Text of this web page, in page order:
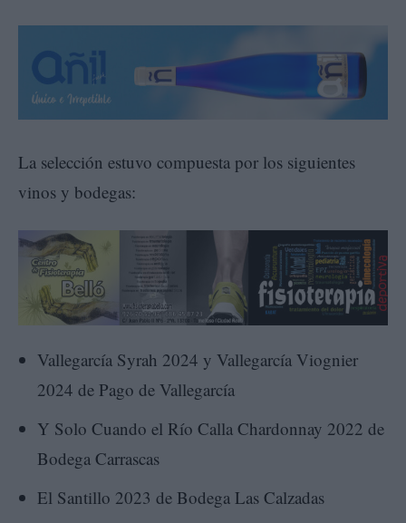
La selección estuvo compuesta por los siguientes
vinos y bodegas:
Vallegarcía Syrah 2024 y Vallegarcía Viognier
2024 de Pago de Vallegarcía
Y Solo Cuando el Río Calla Chardonnay 2022 de
Bodega Carrascas
El Santillo 2023 de Bodega Las Calzadas